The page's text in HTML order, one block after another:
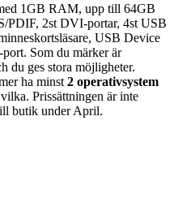
1GB RAM, upp till 64GB
PDIF, 2st DVI-portar, 4st USB
USB Device
Som du märker är
du ges stora möjligheter.
ha minst 2 operativsystem
Prissättningen är inte
butik under April.